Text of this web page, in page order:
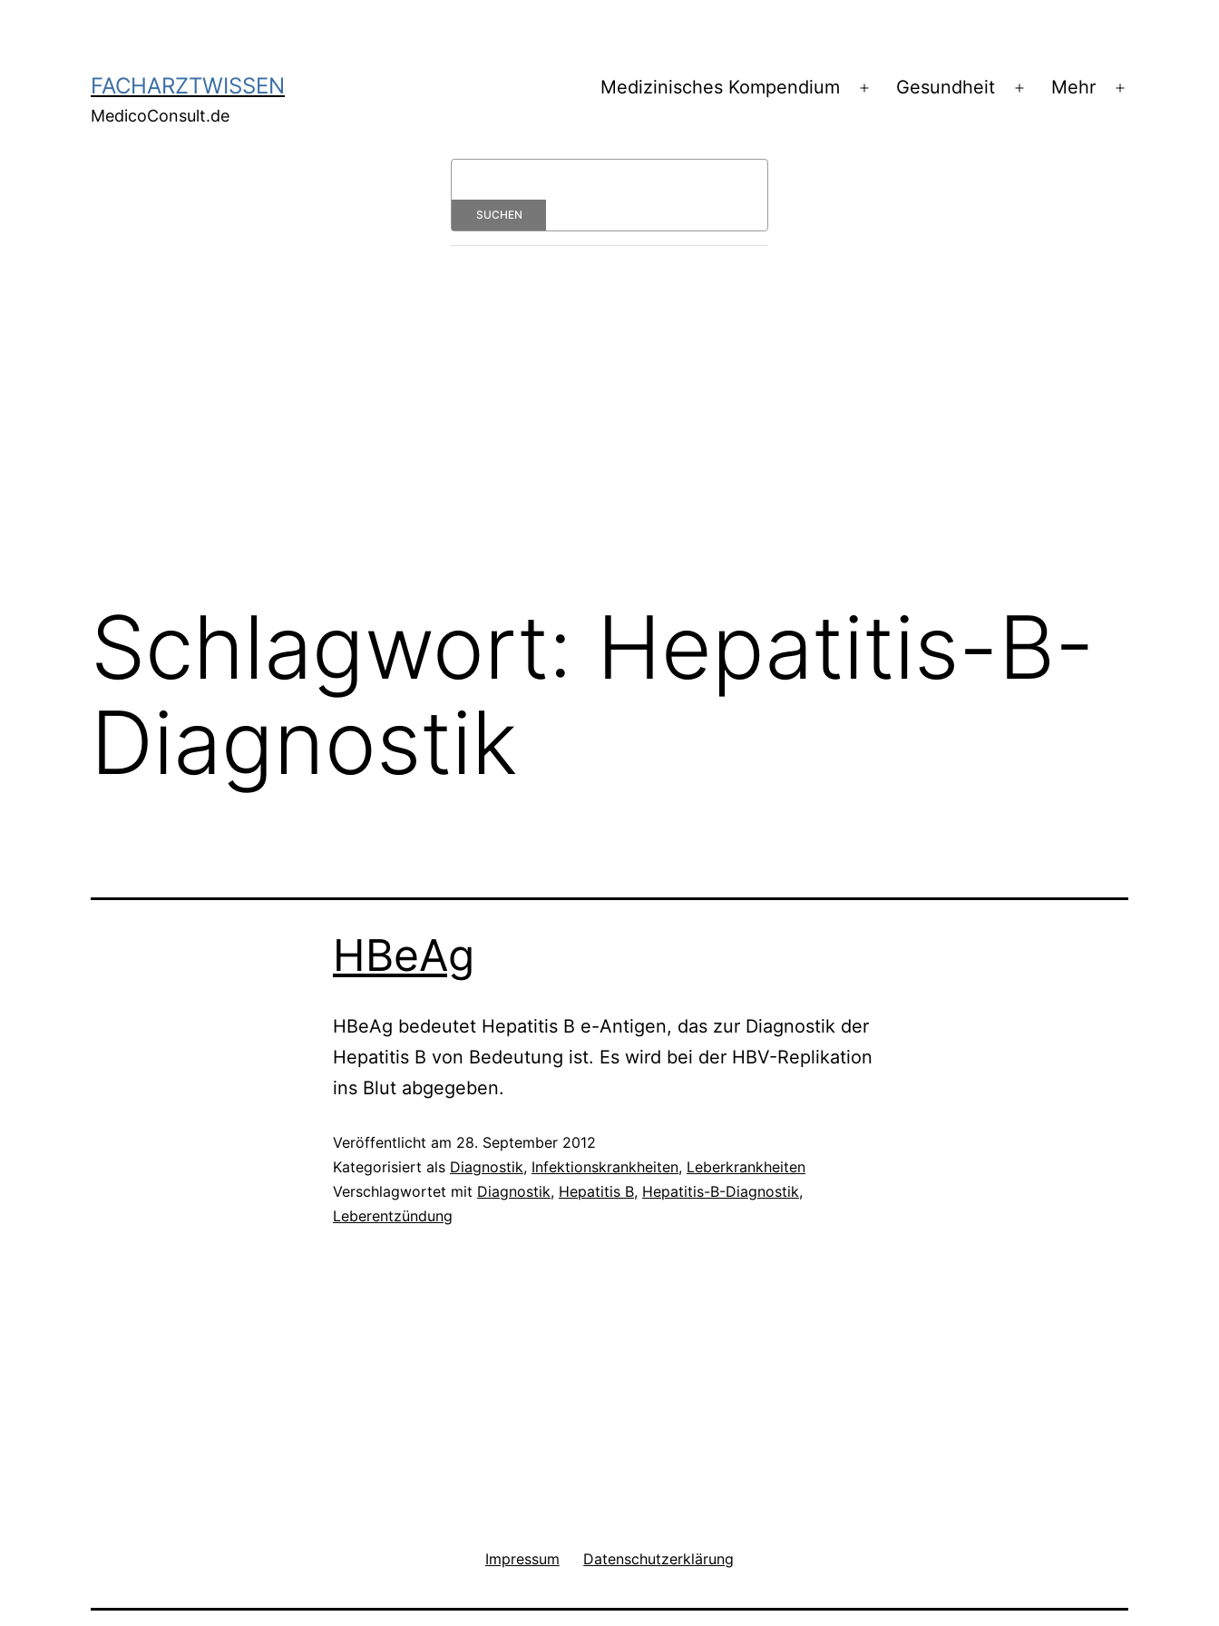
FACHARZTWISSEN
MedicoConsult.de
Medizinisches Kompendium
Menü
Gesundheit
Menü
Mehr
Schlagwort: Hepatitis-B-
Diagnostik
HBeAg
HBeAg bedeutet Hepatitis B e-Antigen, das zur Diagnostik der
Hepatitis B von Bedeutung ist. Es wird bei der HBV-Replikation
ins Blut abgegeben.
Veröffentlicht am 28. September 2012
Kategorisiert als Diagnostik, Infektionskrankheiten, Leberkrankheiten
Verschlagwortet mit Diagnostik, Hepatitis B, Hepatitis-B-Diagnostik,
Leberentzündung
Impressum Datenschutzerklärung